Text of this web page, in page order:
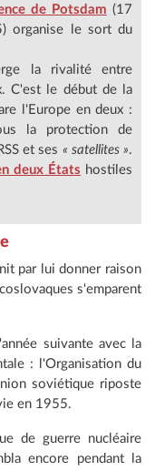
de Potsdam (17
organise le sort du
la rivalité entre
C'est le début de la
l'Europe en deux :
la protection de
et ses « satellites ».
deux États hostiles
par lui donner raison
s'emparent
suivante avec la
: l'Organisation du
soviétique riposte
en 1955.
de guerre nucléaire
encore pendant la